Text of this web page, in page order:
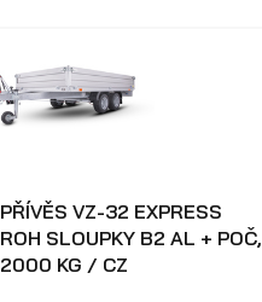
PŘÍVĚS VZ-32 EXPRESS
ROH SLOUPKY B2 AL + POČ,
2000 KG / CZ